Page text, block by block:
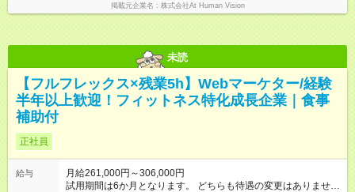
掲載元企業名 株式会社At Human Vision
未読
【フルフレックス×残業5h】Webマーケター/経験
半年以上歓迎！フィットネス特化成長企業｜食事
補助付
正社員
給与
月給261,000円～306,000円
試用期間は6か月となります。 どちらも待遇の変更はありませ